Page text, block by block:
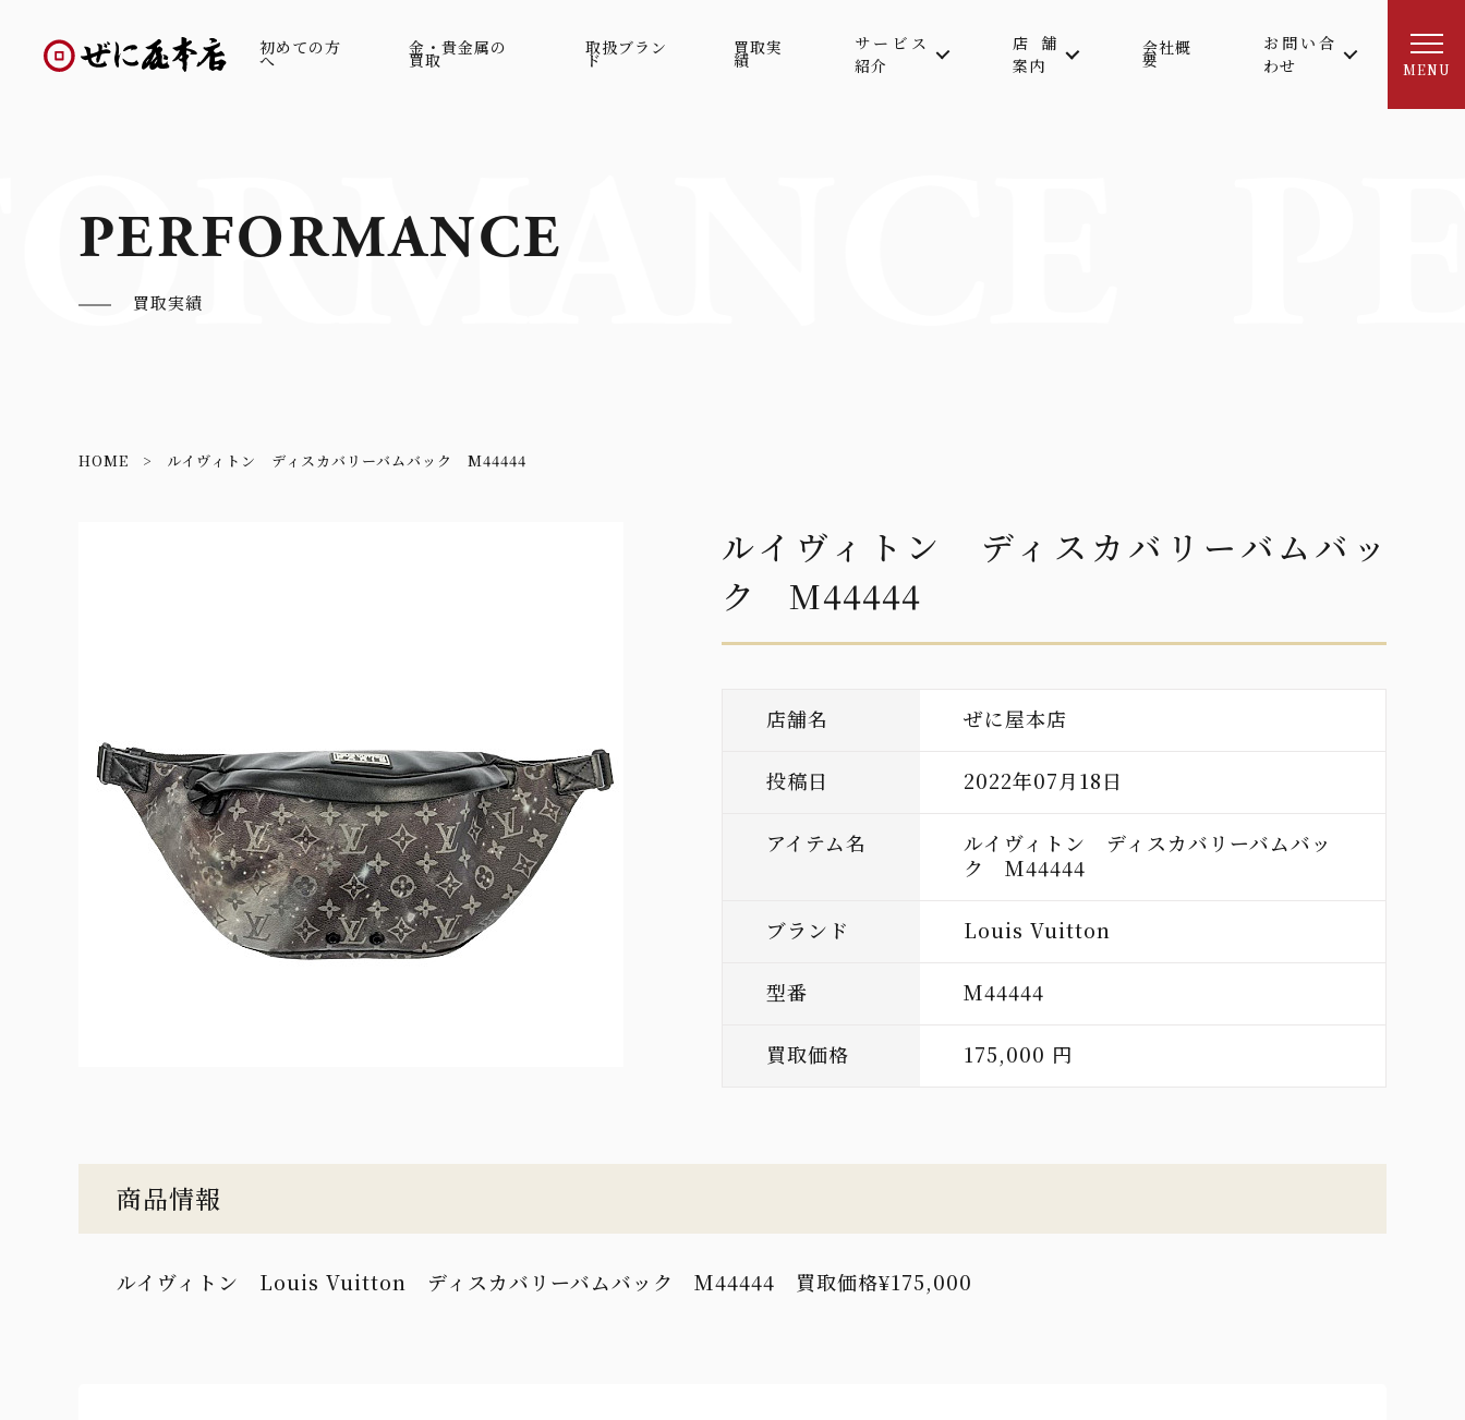
初めての方
へ
金・貴金属の
買取
取扱ブラン
ド
買取実
績
サービス
紹介
店舗
案内
会社概
要
お問い合
わせ
MENU
PERFORMANCE
買取実績
HOME ルイヴィトン ディスカバリーバムバック M44444
ルイヴィトン ディスカバリーバムバッ
ク M44444
店舗名 ぜに屋本店
投稿日 2022年07月18日
アイテム名
ルイヴィトン ディスカバリーバムバッ
ク M44444
ブランド Louis Vuitton
型番 M44444
買取価格 175,000 円
商品情報
ルイヴィトン Louis Vuitton ディスカバリーバムバック M44444 買取価格¥175,000